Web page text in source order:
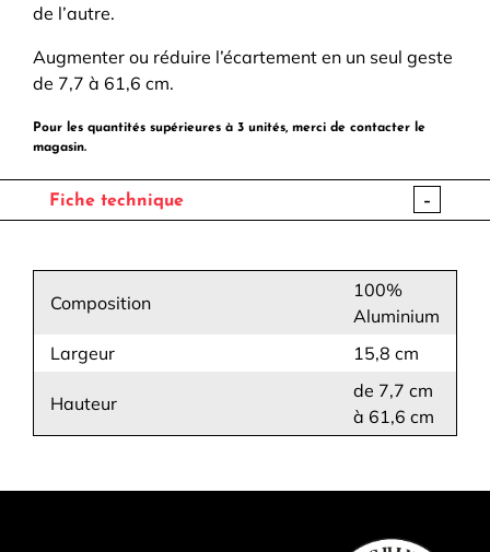
de l’autre.
Augmenter ou réduire l’écartement en un seul geste
de 7,7 à 61,6 cm.
Pour les quantités supérieures à 3 unités, merci de contacter le
magasin.
Fiche technique -
Composition
100%
Aluminium
Largeur
15,8 cm
Hauteur
de 7,7 cm
à 61,6 cm